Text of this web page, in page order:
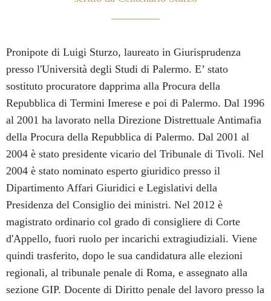
Pronipote di Luigi Sturzo, laureato in Giurisprudenza
presso l'Università degli Studi di Palermo. E’ stato
sostituto procuratore dapprima alla Procura della
Repubblica di Termini Imerese e poi di Palermo. Dal 1996
al 2001 ha lavorato nella Direzione Distrettuale Antimafia
della Procura della Repubblica di Palermo. Dal 2001 al
2004 è stato presidente vicario del Tribunale di Tivoli. Nel
2004 è stato nominato esperto giuridico presso il
Dipartimento Affari Giuridici e Legislativi della
Presidenza del Consiglio dei ministri. Nel 2012 è
magistrato ordinario col grado di consigliere di Corte
d'Appello, fuori ruolo per incarichi extragiudiziali. Viene
quindi trasferito, dopo le sua candidatura alle elezioni
regionali, al tribunale penale di Roma, e assegnato alla
sezione GIP. Docente di Diritto penale del lavoro presso la